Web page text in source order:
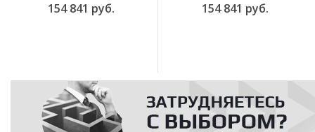
154 841 руб. 154 841 руб.